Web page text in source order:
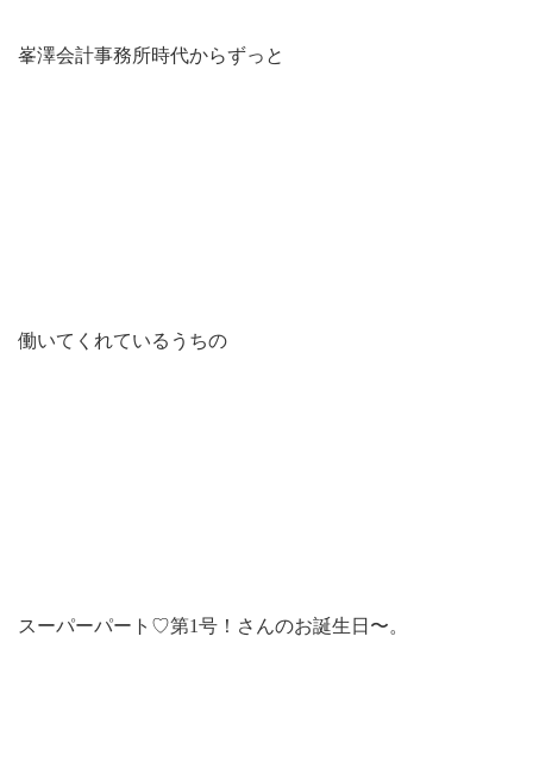
峯澤会計事務所時代からずっと
働いてくれているうちの
スーパーパート♡第1号！さんのお誕生日〜。